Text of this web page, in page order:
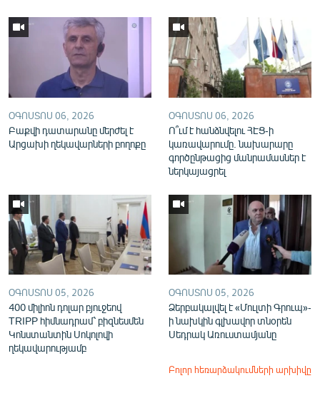
ՕԳՈՍՏՈՍ 06, 2026
Բաքվի դատարանը մերժել է
Արցախի ղեկավարների բողոքը
ՕԳՈՍՏՈՍ 06, 2026
Ո՞ւմ է հանձնվելու ՀԷՑ-ի
կառավարումը. նախարարը
գործընթացից մանրամասներ է
ներկայացրել
ՕԳՈՍՏՈՍ 05, 2026
400 միլիոն դոլար բյուջեով
TRIPP հիմնադրամ՝ բիզնեսմեն
Կոնստանտին Սոկոլովի
ղեկավարությամբ
ՕԳՈՍՏՈՍ 05, 2026
Ձերբակալվել է «Մուլտի Գրուպ»-
ի նախկին գլխավոր տնօրեն
Սեդրակ Առուստամյանը
Բոլոր հեռարձակումների արխիվը